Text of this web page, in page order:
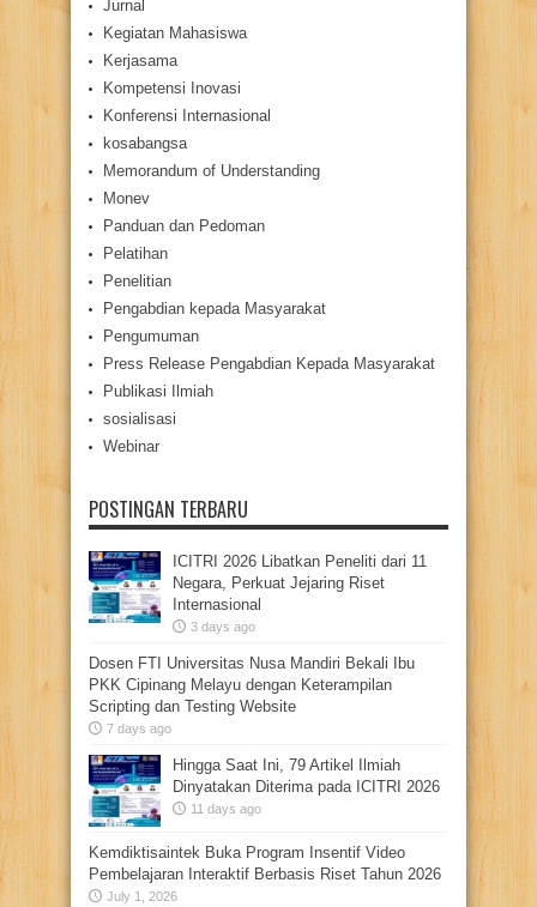
Jurnal
Kegiatan Mahasiswa
Kerjasama
Kompetensi Inovasi
Konferensi Internasional
kosabangsa
Memorandum of Understanding
Monev
Panduan dan Pedoman
Pelatihan
Penelitian
Pengabdian kepada Masyarakat
Pengumuman
Press Release Pengabdian Kepada Masyarakat
Publikasi Ilmiah
sosialisasi
Webinar
POSTINGAN TERBARU
ICITRI 2026 Libatkan Peneliti dari 11
Negara, Perkuat Jejaring Riset
Internasional
3 days ago
Dosen FTI Universitas Nusa Mandiri Bekali Ibu
PKK Cipinang Melayu dengan Keterampilan
Scripting dan Testing Website
7 days ago
Hingga Saat Ini, 79 Artikel Ilmiah
Dinyatakan Diterima pada ICITRI 2026
11 days ago
Kemdiktisaintek Buka Program Insentif Video
Pembelajaran Interaktif Berbasis Riset Tahun 2026
July 1, 2026